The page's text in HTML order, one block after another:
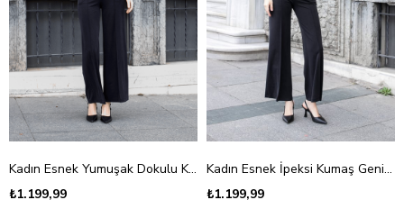
Kadın Esnek Yumuşak Dokulu Kumaş Düşük Omuzlu Anvelop Kruvaze Düğmeli Ceket Bluz-Siyah
₺1.199,99
Kadın Esnek İpeksi Kumaş Geniş Sıfır Yaka Düğmeli Düşük Omuzlu Ceket Bluz-Siyah
₺1.199,99